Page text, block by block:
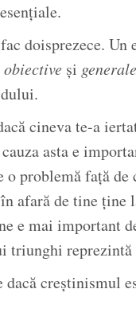
doisprezece. Un
obiective și generale
cineva te-a
asta e
o problemă față
afară de tine ține
e mai important
triunghi reprezintă
dacă creștinismul